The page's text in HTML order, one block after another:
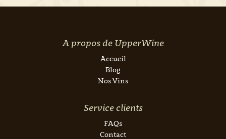
A propos de UpperWine
Accueil
Blog
Nos Vins
Service clients
FAQs
Contact